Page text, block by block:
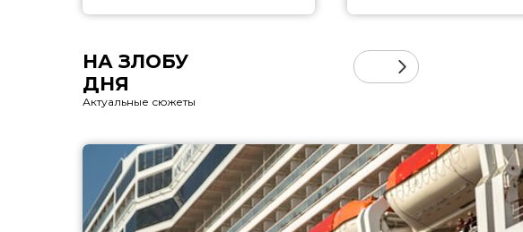
НА ЗЛОБУ
ДНЯ
Актуальные сюжеты